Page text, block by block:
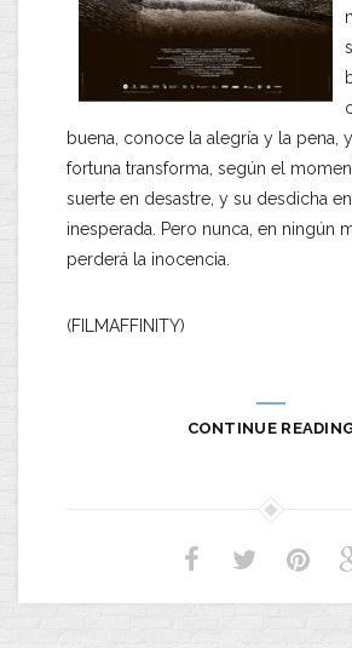
buena, conoce la alegría y la pena,
fortuna transforma, según el
suerte en desastre, y su desdicha
inesperada. Pero nunca, en ningún
perderá la inocencia.
(FILMAFFINITY)
CONTINUE